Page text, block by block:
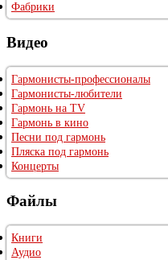
Фабрики
Видео
Гармонисты-профессионалы
Гармонисты-любители
Гармонь на TV
Гармонь в кино
Песни под гармонь
Пляска под гармонь
Концерты
Файлы
Книги
Аудио